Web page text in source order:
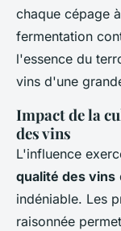
chaque cépage
fermentation
l'essence du
vins d'une
Impact de la
des vins
L'influence
qualité des vins
indéniable. Les
raisonnée